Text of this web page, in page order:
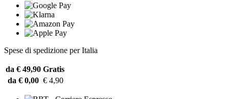
Spese di spedizione per Italia
da € 49,90 Gratis
da € 0,00 € 4,90